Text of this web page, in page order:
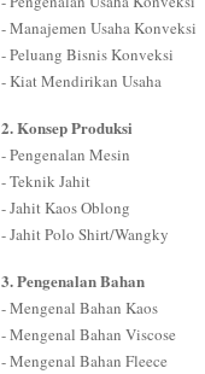
- Manajemen Usaha Konveksi
- Peluang Bisnis Konveksi
- Kiat Mendirikan Usaha
2. Konsep Produksi
- Pengenalan Mesin
- Teknik Jahit
- Jahit Kaos Oblong
- Jahit Polo Shirt/Wangky
3. Pengenalan Bahan
- Mengenal Bahan Kaos
- Mengenal Bahan Viscose
- Mengenal Bahan Fleece